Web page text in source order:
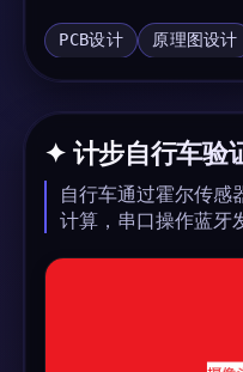
PCB设计 原理图设计
✦ 计步自行车验
自行车通过霍尔传感
计算，串口操作蓝牙